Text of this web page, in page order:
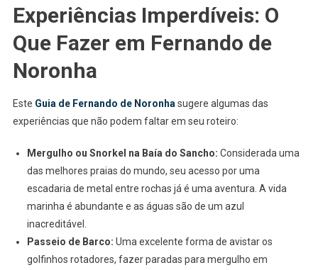
Experiências Imperdíveis: O
Que Fazer em Fernando de
Noronha
Este Guia de Fernando de Noronha sugere algumas das
experiências que não podem faltar em seu roteiro:
Mergulho ou Snorkel na Baía do Sancho: Considerada uma
das melhores praias do mundo, seu acesso por uma
escadaria de metal entre rochas já é uma aventura. A vida
marinha é abundante e as águas são de um azul
inacreditável.
Passeio de Barco: Uma excelente forma de avistar os
golfinhos rotadores, fazer paradas para mergulho em